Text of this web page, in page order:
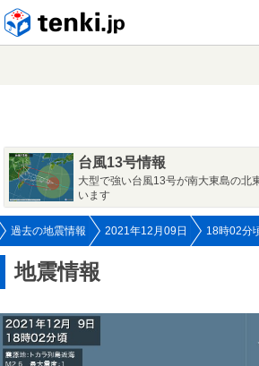
台風13号情報
大型で強い台風13号が南大東島の北
います
過去の地震情報 2021年12月09日 18時02分
地震情報